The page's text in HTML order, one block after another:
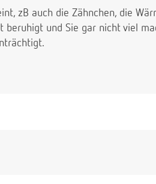
zB auch die Zähnchen, die
und Sie gar nicht viel